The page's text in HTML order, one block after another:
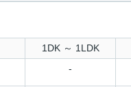
1DK ～ 1LDK
-